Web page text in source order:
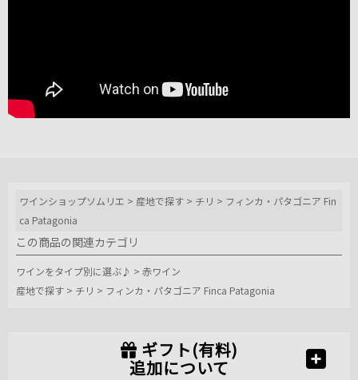
ワインショップソムリエ > 産地で探す > チリ > フィンカ・パタゴニア Fin
ca Patagonia
この商品の関連カテゴリ
ワインをタイプ別に選ぶ♪ > 赤ワイン
産地で探す > チリ > フィンカ・パタゴニア Finca Patagonia
ギフト(有料)
追加について